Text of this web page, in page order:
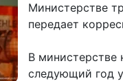
Министерстве
передает
В министерстве
следующий год